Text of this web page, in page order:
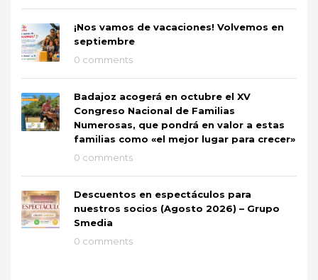
¡Nos vamos de vacaciones! Volvemos en
septiembre
0 comments
Badajoz acogerá en octubre el XV
Congreso Nacional de Familias
Numerosas, que pondrá en valor a estas
familias como «el mejor lugar para crecer»
0 comments
Descuentos en espectáculos para
nuestros socios (Agosto 2026) – Grupo
Smedia
0 comments